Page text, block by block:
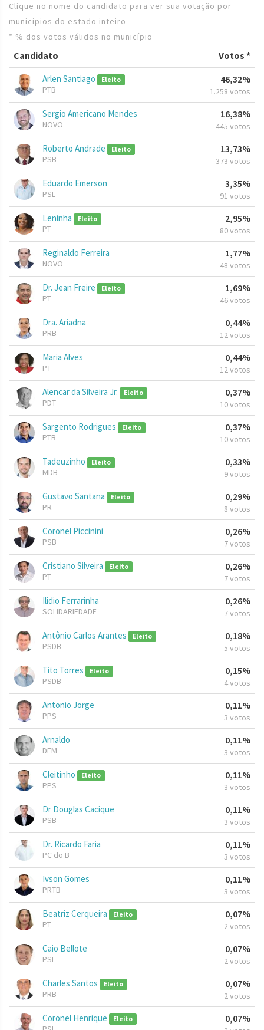
Clique no nome do candidato para ver sua votação por
municípios do estado inteiro
* % dos votos válidos no município
Candidato Votos *
Arlen Santiago Eleito
PTB
46,32%
1.258 votos
Sergio Americano Mendes
NOVO
16,38%
445 votos
Roberto Andrade Eleito
PSB
13,73%
373 votos
Eduardo Emerson
PSL
3,35%
91 votos
Leninha Eleito
PT
2,95%
80 votos
Reginaldo Ferreira
NOVO
1,77%
48 votos
Dr. Jean Freire Eleito
PT
1,69%
46 votos
Dra. Ariadna
PRB
0,44%
12 votos
Maria Alves
PT
0,44%
12 votos
Alencar da Silveira Jr. Eleito
PDT
0,37%
10 votos
Sargento Rodrigues Eleito
PTB
0,37%
10 votos
Tadeuzinho Eleito
MDB
0,33%
9 votos
Gustavo Santana Eleito
PR
0,29%
8 votos
Coronel Piccinini
PSB
0,26%
7 votos
Cristiano Silveira Eleito
PT
0,26%
7 votos
Ilidio Ferrarinha
SOLIDARIEDADE
0,26%
7 votos
Antônio Carlos Arantes Eleito
PSDB
0,18%
5 votos
Tito Torres Eleito
PSDB
0,15%
4 votos
Antonio Jorge
PPS
0,11%
3 votos
Arnaldo
DEM
0,11%
3 votos
Cleitinho Eleito
PPS
0,11%
3 votos
Dr Douglas Cacique
PSB
0,11%
3 votos
Dr. Ricardo Faria
PC do B
0,11%
3 votos
Ivson Gomes
PRTB
0,11%
3 votos
Beatriz Cerqueira Eleito
PT
0,07%
2 votos
Caio Bellote
PSL
0,07%
2 votos
Charles Santos Eleito
PRB
0,07%
2 votos
Coronel Henrique Eleito 0,07%